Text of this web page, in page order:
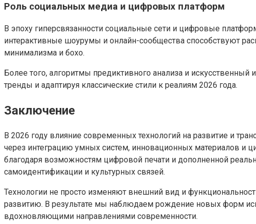
Роль социальных медиа и цифровых платформ
В эпоху гиперсвязанности социальные сети и цифровые
интерактивные шоурумы и онлайн-сообщества способствуют
минимализма и бохо.
Более того, алгоритмы предиктивного анализа и
тренды и адаптируя классические стили к реалиям 2026 года.
Заключение
В 2026 году влияние современных технологий на развитие и
через интеграцию умных систем, инновационных материалов и
благодаря возможностям цифровой печати и дополненной
самоидентификации и культурных связей.
Технологии не просто изменяют внешний вид и
развитию. В результате мы наблюдаем рождение новых форм
вдохновляющими направлениями современности.